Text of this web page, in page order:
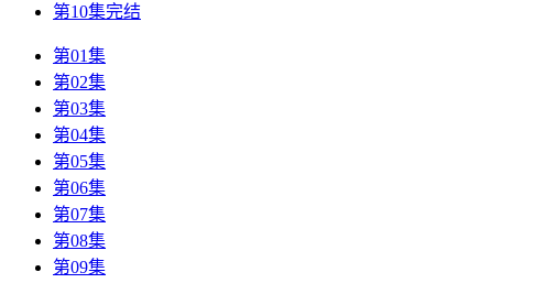
第10集完结
第01集
第02集
第03集
第04集
第05集
第06集
第07集
第08集
第09集